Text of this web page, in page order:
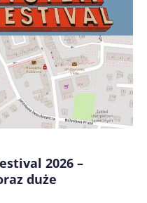
przeglądarce podczas
2026 –
duże